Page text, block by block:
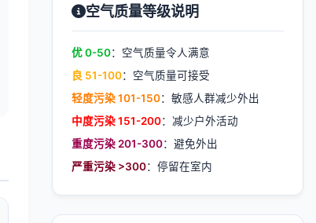
空气质量等级说明
优 0-50：空气质量令人满意
良 51-100：空气质量可接受
轻度污染 101-150：敏感人群减少外出
中度污染 151-200：减少户外活动
重度污染 201-300：避免外出
严重污染 >300：停留在室内